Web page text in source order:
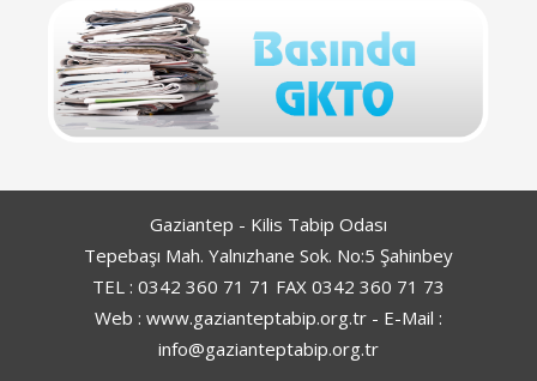
Gaziantep - Kilis Tabip Odası
Tepebaşı Mah. Yalnızhane Sok. No:5 Şahinbey
TEL : 0342 360 71 71 FAX 0342 360 71 73
Web : www.gazianteptabip.org.tr - E-Mail :
info@gazianteptabip.org.tr